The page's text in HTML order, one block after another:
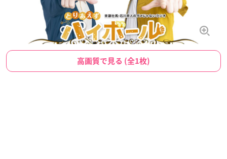
高画質で見る (全1枚)